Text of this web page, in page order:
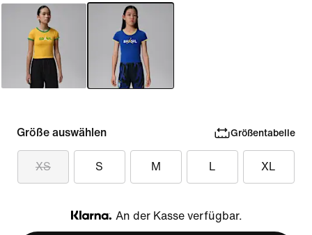
Größe auswählen Größentabelle
XS S M L XL
Klarna
An der Kasse verfügbar.